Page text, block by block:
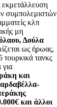
εκμετάλλευση
συμπολεμιστών
κλπ
μη
Δούλα
ως ήρωας,
τανκς
για
και
και άλλοι